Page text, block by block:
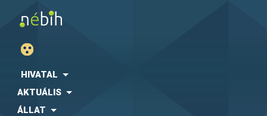
HIVATAL
AKTUÁLIS
ÁLLAT